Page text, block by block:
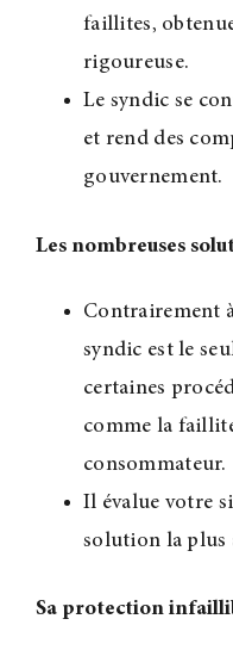
faillites,
rigoureuse.
Le syndic se
et rend des
gouvernement.
Les nombreuses
Contrairement
syndic est le
certaines
comme la
consommateur.
Il évalue votre
solution la plus
Sa protection